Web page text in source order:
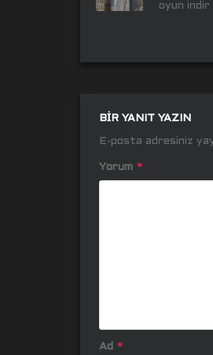
oyun indir
BIR YANIT YAZIN
E-posta adresiniz
Yorum *
Ad *